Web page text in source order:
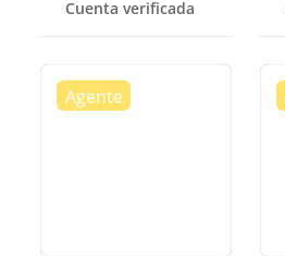
Cuenta verificada